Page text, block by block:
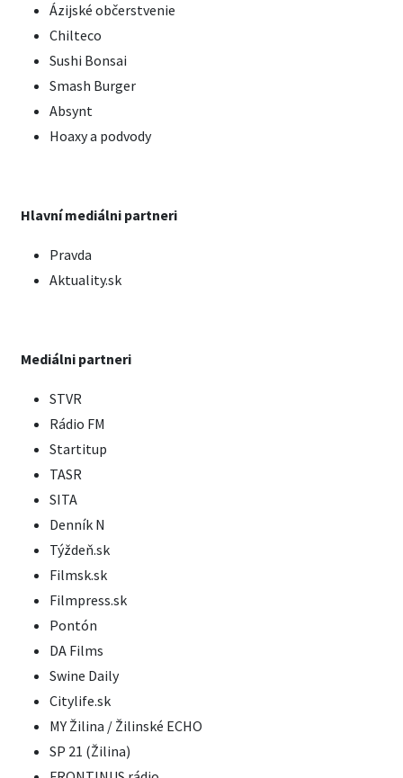
Ázijské občerstvenie
Chilteco
Sushi Bonsai
Smash Burger
Absynt
Hoaxy a podvody
Hlavní mediálni partneri
Pravda
Aktuality.sk
Mediálni partneri
STVR
Rádio FM
Startitup
TASR
SITA
Denník N
Týždeň.sk
Filmsk.sk
Filmpress.sk
Pontón
DA Films
Swine Daily
Citylife.sk
MY Žilina / Žilinské ECHO
SP 21 (Žilina)